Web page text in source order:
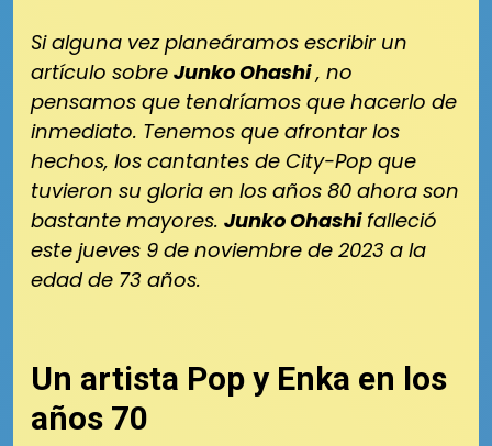
Si alguna vez planeáramos escribir un
artículo sobre Junko Ohashi, no
pensamos que tendríamos que hacerlo de
inmediato. Tenemos que afrontar los
hechos, los cantantes de City-Pop que
tuvieron su gloria en los años 80 ahora son
bastante mayores. Junko Ohashifalleció
este jueves 9 de noviembre de 2023 a la
edad de 73 años.
Un artista Pop y Enka en los
años 70